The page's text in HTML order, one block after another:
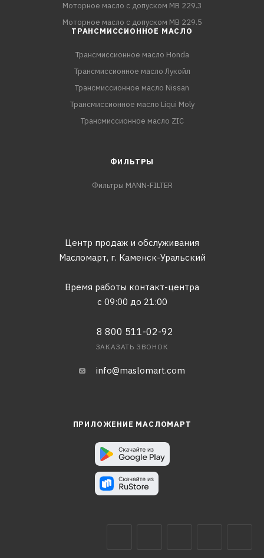
Моторное масло с допуском MB 229.3
Моторное масло с допуском MB 229.5
ТРАНСМИССИОННОЕ МАСЛО
Трансмиссионное масло Honda
Трансмиссионное масло Лукойл
Трансмиссионное масло Nissan
Трансмиссионное масло Liqui Moly
Трансмиссионное масло ZIC
ФИЛЬТРЫ
Фильтры MANN-FILTER
Центр продаж и обслуживания
Масломарт, г. Каменск-Уральский
Время работы контакт-центра
с 09:00 до 21:00
8 800 511-02-92
ЗАКАЗАТЬ ЗВОНОК
info@maslomart.com
ПРИЛОЖЕНИЕ МАСЛОМАРТ